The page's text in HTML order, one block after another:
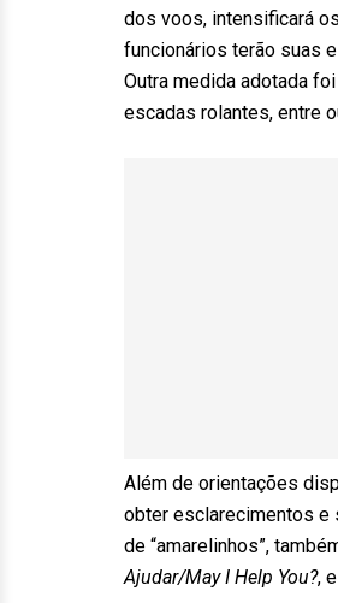
dos voos, intensificará
funcionários terão suas
Outra medida adotada
escadas rolantes, entre
Além de orientações
obter esclarecimentos e
de “amarelinhos”,
Ajudar/May I Help You?,